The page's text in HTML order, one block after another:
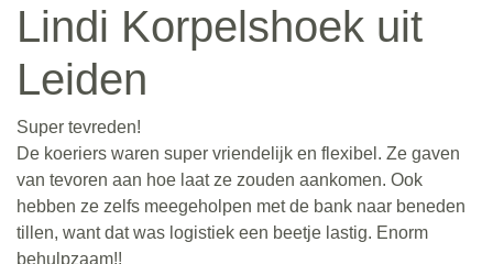
Lindi Korpelshoek uit
Leiden
Super tevreden!
De koeriers waren super vriendelijk en flexibel. Ze gaven
van tevoren aan hoe laat ze zouden aankomen. Ook
hebben ze zelfs meegeholpen met de bank naar beneden
tillen, want dat was logistiek een beetje lastig. Enorm
behulpzaam!!